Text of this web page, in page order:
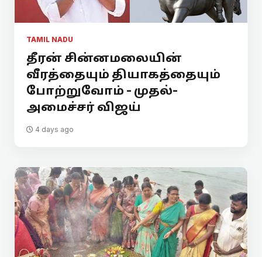
TAMIL NADU
தீரன் சின்னமலையின்
வீரத்தையும் தியாகத்தையும்
போற்றுவோம் - முதல்-
அமைச்சர் விஜய்
4 days ago